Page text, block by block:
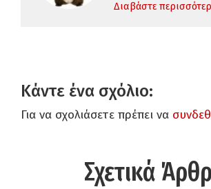
Διαβάστε
Κάντε ένα σχόλιο:
Για να σχολιάσετε πρέπει να
Σχετικά